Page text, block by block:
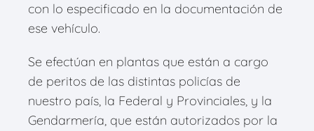
con lo especificado en la documentación de
ese vehículo.
Se efectúan en plantas que están a cargo
de peritos de las distintas policías de
nuestro país, la Federal y Provinciales, y la
Gendarmería, que están autorizados por la